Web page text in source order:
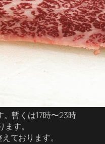
暫くは17時〜23時
す。
ております。